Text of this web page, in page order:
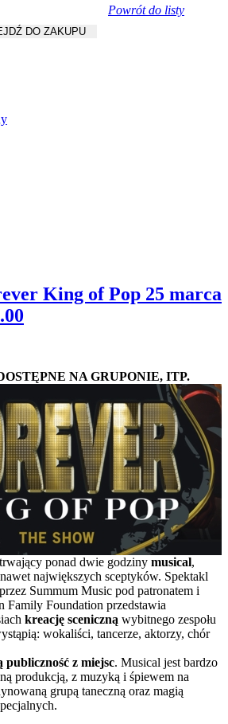
DO ZAKUPU
King of Pop 25 marca
Powrót do listy
NA GRUPONIE, ITP.
ponad dwie godziny musical,
największych sceptyków. Spektakl
Summum Music pod patronatem i
Family Foundation przedstawia
kreację sceniczną wybitnego zespołu
wokaliści, tancerze, aktorzy, chór
z miejsc. Musical jest bardzo
produkcją, z muzyką i śpiewem na
grupą taneczną oraz magią